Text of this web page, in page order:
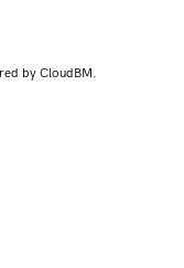
by CloudBM.